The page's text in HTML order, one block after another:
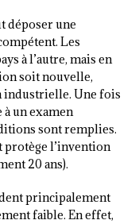
déposer une
Les
à l’autre, mais en
soit nouvelle,
industrielle. Une fois
à un examen
sont remplies.
protège l’invention
20 ans).
principalement
faible. En effet,